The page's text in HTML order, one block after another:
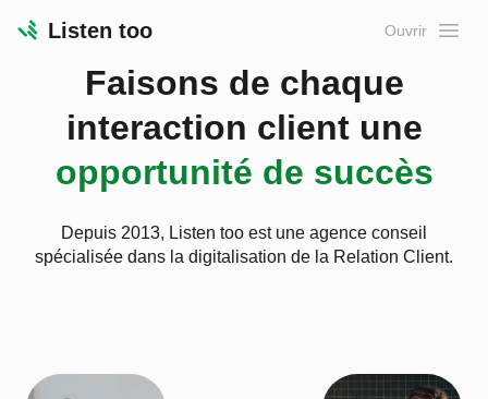
Retour à l’accueil du site
Listen too Ouvrir
Faisons de chaque
interaction client une
opportunité de succès
Depuis 2013, Listen too est une agence conseil
spécialisée dans la digitalisation de la Relation Client.